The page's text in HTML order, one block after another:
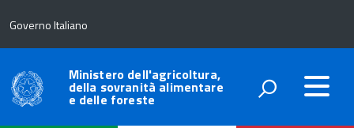
Governo Italiano
Ministero dell'agricoltura,
della sovranità alimentare
e delle foreste